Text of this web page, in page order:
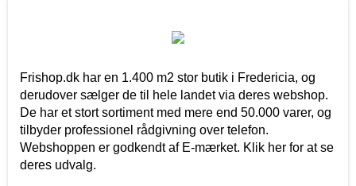
Frishop.dk har en 1.400 m2 stor butik i Fredericia, og
derudover sælger de til hele landet via deres webshop.
De har et stort sortiment med mere end 50.000 varer, og
tilbyder professionel rådgivning over telefon.
Webshoppen er godkendt af E-mærket. Klik her for at se
deres udvalg.